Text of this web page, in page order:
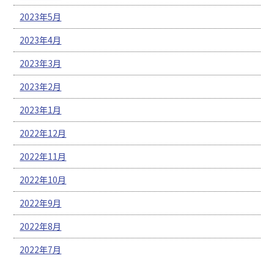
2023年5月
2023年4月
2023年3月
2023年2月
2023年1月
2022年12月
2022年11月
2022年10月
2022年9月
2022年8月
2022年7月